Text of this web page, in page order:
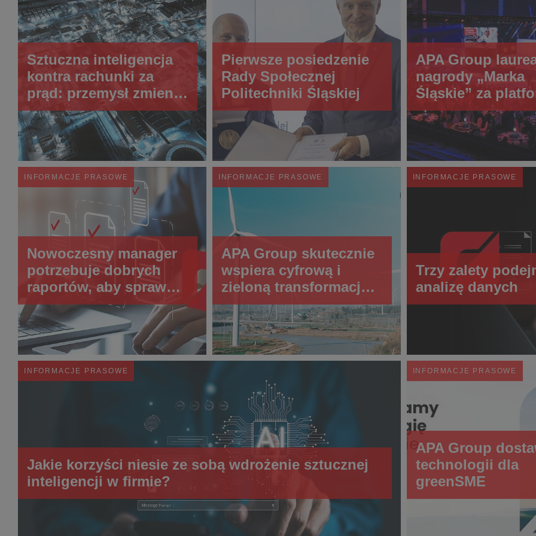
Sztuczna inteligencja
kontra rachunki za
prąd: przemysł zmienia
kryzys energetyczny w
przewagę
konkurencyjną
Pierwsze posiedzenie
Rady Społecznej
Politechniki Śląskiej
APA Group
nagrody „Marka
Śląskie” za
NAZCA 4.0
INFORMACJE PRASOWE
Nowoczesny manager
potrzebuje dobrych
raportów, aby sprawnie
zarządzać
INFORMACJE PRASOWE
APA Group skutecznie
wspiera cyfrową i
zieloną transformację
JP COVER w ramach
projektu greenSME
Hub
INFORMACJE PRASOWE
Trzy zalety
analizę danych
INFORMACJE PRASOWE
Jakie korzyści niesie ze sobą wdrożenie sztucznej
inteligencji w firmie?
INFORMACJE PRASOWE
APA Group
technologii dla ​​
greenSME